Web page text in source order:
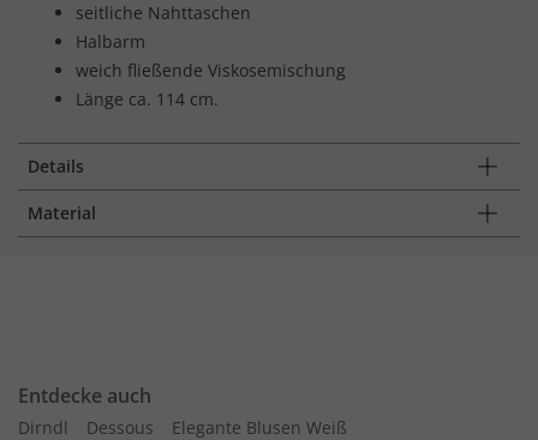
seitliche Nahttaschen
Halbarm
weich fließende Viskosemischung
Länge ca. 114 cm.
Details
Material
Entdecke auch
Dirndl Dessous
Elegante Blusen Weiß